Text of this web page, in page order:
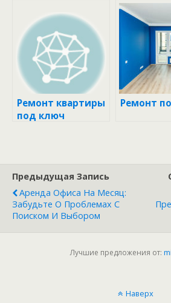
Ремонт квартиры
под ключ
Ремонт
Предыдущая Запись
Аренда Офиса На Месяц:
Забудьте О Проблемах С
Поиском И Выбором
Лучшие предложения от:
Наверх